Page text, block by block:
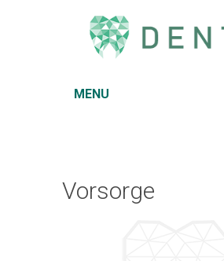
MENU
Vorsorge